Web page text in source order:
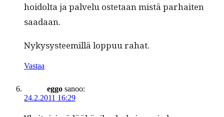
hoidol­ta ja palvelu oste­taan mis­tä parhait­en
saadaan.
Nykysys­teemil­lä lop­puu rahat.
Vastaa
eggo sanoo:
24.2.2011 16:29